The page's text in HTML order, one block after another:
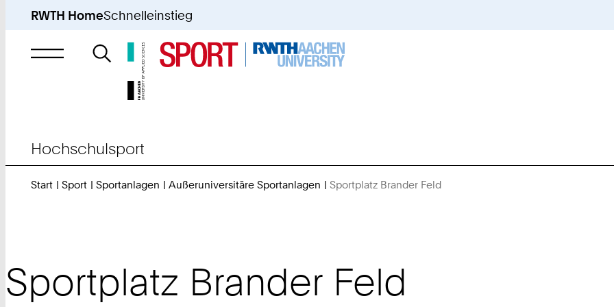
RWTH HomeSchnelleinstieg
Suche
nach
Hochschulsport
Start Sport Sportanlagen Außeruniversitäre Sportanlagen Sportplatz Brander Feld
Sportplatz Brander Feld